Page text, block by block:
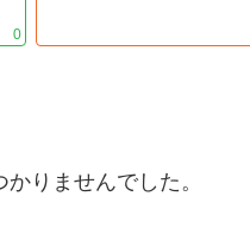
0
りませんでした。